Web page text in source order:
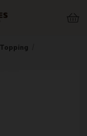
Topping